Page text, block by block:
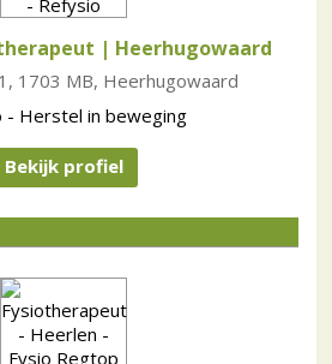
| Heerhugowaard
1703 MB, Heerhugowaard
- Herstel in beweging
Bekijk profiel